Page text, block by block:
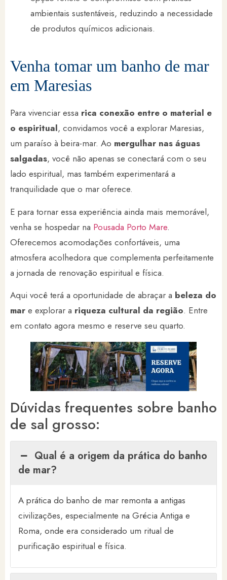
ambientais sustentáveis, reduzindo a necessidade
de produtos químicos adicionais.
Venha tomar um banho de mar
em Maresias
Para vivenciar essa rica conexão entre o material e
o espiritual, convidamos você a explorar Maresias,
um paraíso à beira-mar. Ao mergulhar nas águas
salgadas, você não apenas se conectará com o seu
lado espiritual, mas também experimentará a
tranquilidade que o mar oferece.
E para tornar essa experiência ainda mais memorável,
venha se hospedar na Pousada Porto Mare.
Oferecemos acomodações confortáveis, uma
atmosfera acolhedora que complementa perfeitamente
a jornada de renovação espiritual e física.
Aqui você terá a oportunidade de abraçar a beleza do
mar e explorar a riqueza cultural da região. Entre
em contato agora mesmo e reserve seu quarto.
Dúvidas frequentes sobre banho
de sal grosso:
Qual é a origem da prática do banho
de mar?
A prática do banho de mar remonta a antigas
civilizações, especialmente na Grécia Antiga e
Roma, onde era considerado um ritual de
purificação espiritual e física.